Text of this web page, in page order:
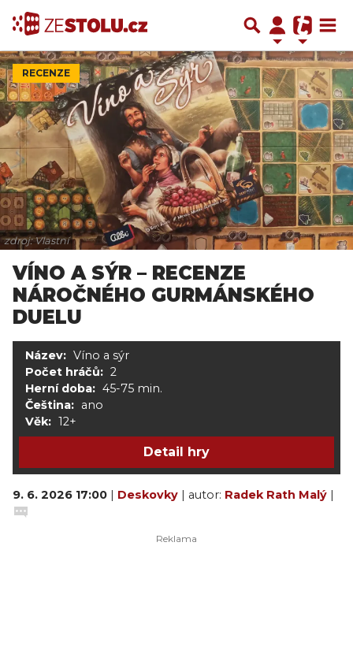
RECENZE
zdroj: Vlastní
VÍNO A SÝR – RECENZE
NÁROČNÉHO GURMÁNSKÉHO
DUELU
Název: Víno a sýr
Počet hráčů: 2
Herní doba: 45-75 min.
Čeština: ano
Věk: 12+
Detail hry
9. 6. 2026 17:00 | Deskovky | autor: Radek Rath Malý |